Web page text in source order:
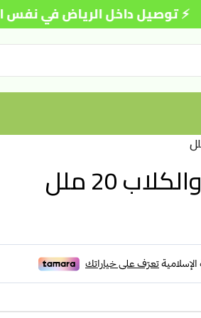
⚡ توصيل داخل الرياض في نفس